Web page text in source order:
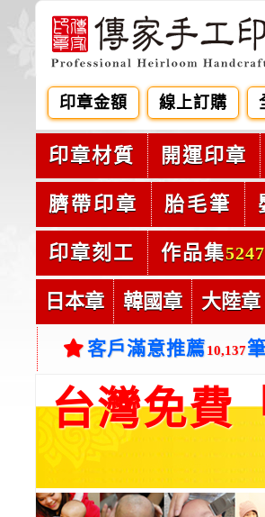
印章金額 線上訂購
印章材質 開運印章
臍帶印章 胎毛筆
印章刻工 作品集5247
日本章 韓國章 大陸章
客戶滿意推薦10,137
台灣免費